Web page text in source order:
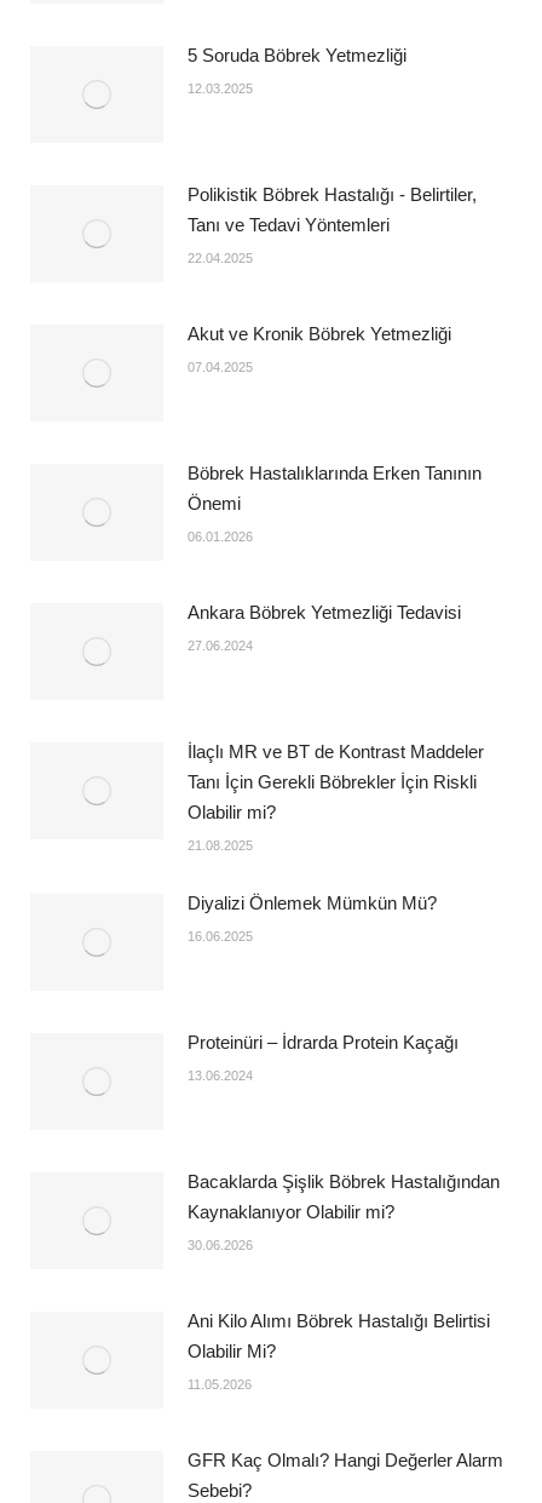
5 Soruda Böbrek Yetmezliği
12.03.2025
Polikistik Böbrek Hastalığı - Belirtiler,
Tanı ve Tedavi Yöntemleri
22.04.2025
Akut ve Kronik Böbrek Yetmezliği
07.04.2025
Böbrek Hastalıklarında Erken Tanının
Önemi
06.01.2026
Ankara Böbrek Yetmezliği Tedavisi
27.06.2024
İlaçlı MR ve BT de Kontrast Maddeler
Tanı İçin Gerekli Böbrekler İçin Riskli
Olabilir mi?
21.08.2025
Diyalizi Önlemek Mümkün Mü?
16.06.2025
Proteinüri – İdrarda Protein Kaçağı
13.06.2024
Bacaklarda Şişlik Böbrek Hastalığından
Kaynaklanıyor Olabilir mi?
30.06.2026
Ani Kilo Alımı Böbrek Hastalığı Belirtisi
Olabilir Mi?
11.05.2026
GFR Kaç Olmalı? Hangi Değerler Alarm
Sebebi?